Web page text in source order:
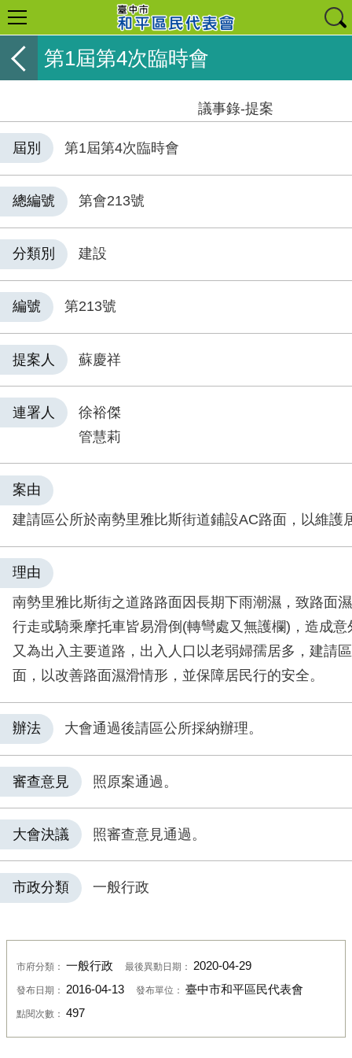
第1屆第4次臨時會
議事錄-提案
屆別 第1屆第4次臨時會
總編號 第會213號
分類別 建設
編號 第213號
提案人 蘇慶祥
連署人
徐裕傑
管慧莉
案由
建請區公所於南勢里雅比斯街道鋪設AC路面，以維護
理由
南勢里雅比斯街之道路路面因長期下雨潮濕，致路面
行走或騎乘摩托車皆易滑倒(轉彎處又無護欄)，造成
又為出入主要道路，出入人口以老弱婦孺居多，建請
面，以改善路面濕滑情形，並保障居民行的安全。
辦法 大會通過後請區公所採納辦理。
審查意見 照原案通過。
大會決議 照審查意見通過。
市政分類 一般行政
市府分類： 一般行政 最後異動日期： 2020-04-29
發布日期： 2016-04-13 發布單位： 臺中市和平區民代表會
點閱次數： 497